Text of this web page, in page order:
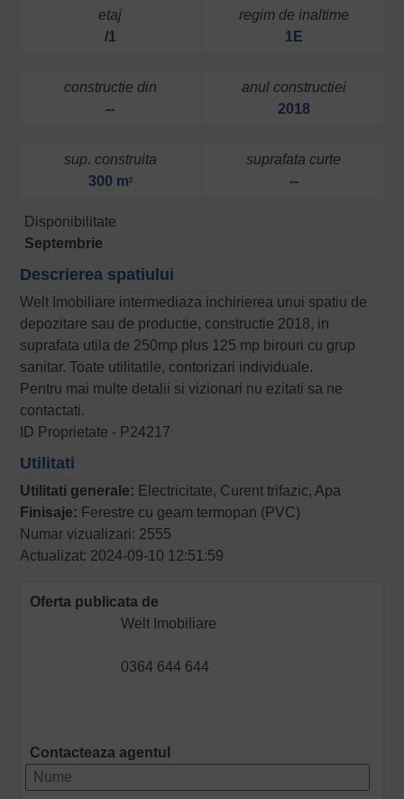
etaj
/1
regim de inaltime
1E
constructie din
--
anul constructiei
2018
sup. construita
300 m2
suprafata curte
--
Disponibilitate
Septembrie
Descrierea spatiului
Welt Imobiliare intermediaza inchirierea unui spatiu de
depozitare sau de productie, constructie 2018, in
suprafata utila de 250mp plus 125 mp birouri cu grup
sanitar. Toate utilitatile, contorizari individuale.
Pentru mai multe detalii si vizionari nu ezitati sa ne
contactati.
ID Proprietate - P24217
Utilitati
Utilitati generale: Electricitate, Curent trifazic, Apa
Finisaje: Ferestre cu geam termopan (PVC)
Numar vizualizari: 2555
Actualizat: 2024-09-10 12:51:59
Oferta publicata de
Welt Imobiliare
0364 644 644
Contacteaza agentul